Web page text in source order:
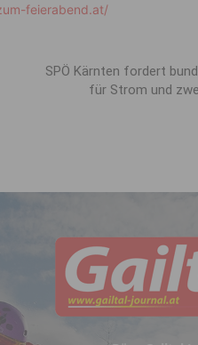
feierabend.at/
SPÖ Kärnten fordert
für Strom und